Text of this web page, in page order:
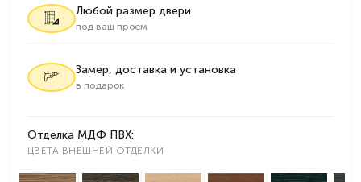
Любой размер двери
под ваш проем
Замер, доставка и установка
в подарок
Отделка МДФ ПВХ:
ЦВЕТА ВНЕШНЕЙ ОТДЕЛКИ